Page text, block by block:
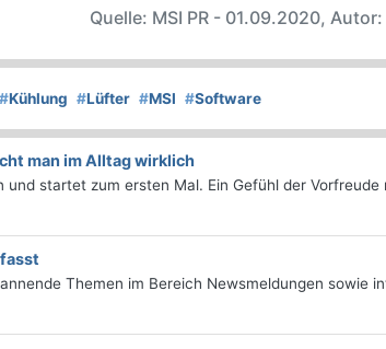
Quelle: MSI PR - 01.09.2020,
#Kühlung #Lüfter #MSI #Software
man im Alltag wirklich
startet zum ersten Mal. Ein Gefühl der
Themen im Bereich Newsmeldungen sowie